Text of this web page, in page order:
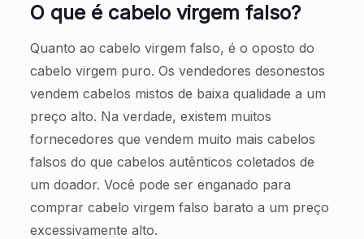
O que é cabelo virgem falso?
Quanto ao cabelo virgem falso, é o oposto do
cabelo virgem puro. Os vendedores desonestos
vendem cabelos mistos de baixa qualidade a um
preço alto. Na verdade, existem muitos
fornecedores que vendem muito mais cabelos
falsos do que cabelos autênticos coletados de
um doador. Você pode ser enganado para
comprar cabelo virgem falso barato a um preço
excessivamente alto.